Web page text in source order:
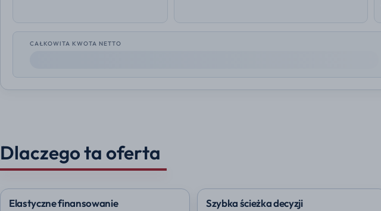
CAŁKOWITA KWOTA NETTO
Dlaczego ta oferta
Elastyczne finansowanie Szybka ścieżka decyzji